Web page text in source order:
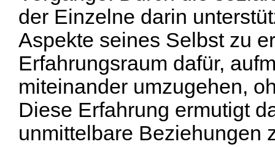
der Einzelne darin
Aspekte seines Selbst zu
Erfahrungsraum dafür,
miteinander umzugehen,
Diese Erfahrung ermutigt
unmittelbare Beziehungen